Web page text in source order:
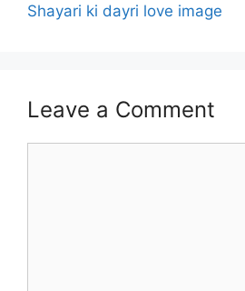
Shayari ki dayri love image
Leave a Comment